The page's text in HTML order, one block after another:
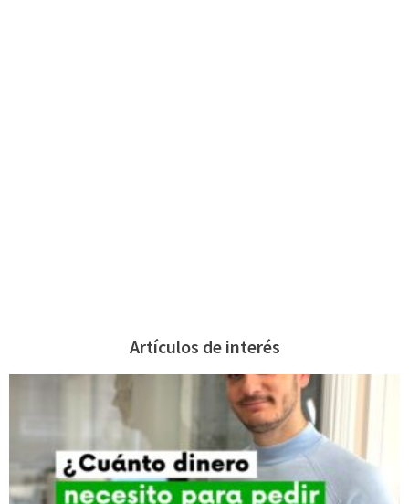
Artículos de interés